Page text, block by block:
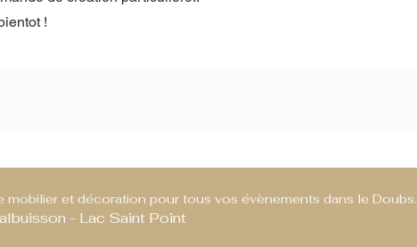
!
et décoration pour tous vos évènements dans le Doubs.
- Lac Saint Point